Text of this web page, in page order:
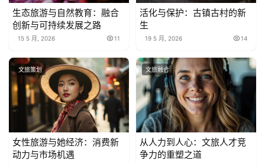
生态旅游与自然教育：融合
创新与可持续发展之路
15 5 月, 2026 11
活化与保护：古镇古村的新
生
19 5 月, 2026 14
文旅策划
女性旅游与她经济：消费新
动力与市场机遇
文旅融合
从人力到人心：文旅人才竞
争力的重塑之道